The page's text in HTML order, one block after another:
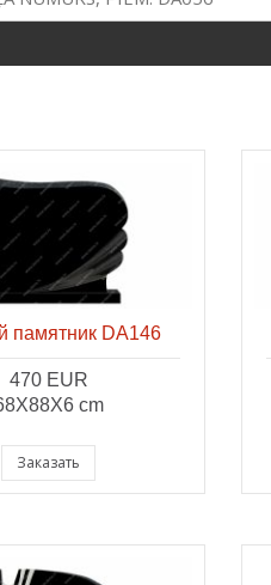
памятник DA146
470 EUR
cm
Заказать